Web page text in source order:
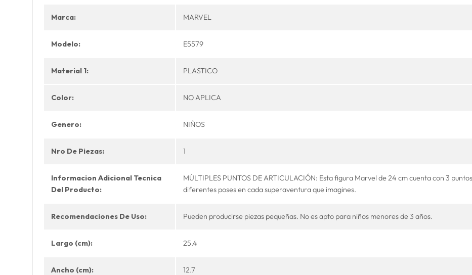
Marca: MARVEL
Modelo: E5579
Material 1: PLASTICO
Color: NO APLICA
Genero: NIÑOS
Nro De Piezas: 1
Informacion Adicional Tecnica
Del Producto:
MÚLTIPLES PUNTOS DE ARTICULACIÓN: Esta figura Marvel de 24 cm cuenta con 3
diferentes poses en cada superaventura que imagines.
Recomendaciones De Uso: Pueden producirse piezas pequeñas. No es apto para niños menores de 3 años.
Largo (cm): 25.4
Ancho (cm): 12.7